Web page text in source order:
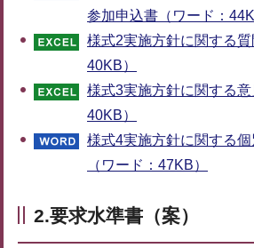
参加申込書（ワード：
様式2実施方針に関する質
40KB）
様式3実施方針に関する意
40KB）
様式4実施方針に関する
（ワード：47KB）
2.要求水準書（案）